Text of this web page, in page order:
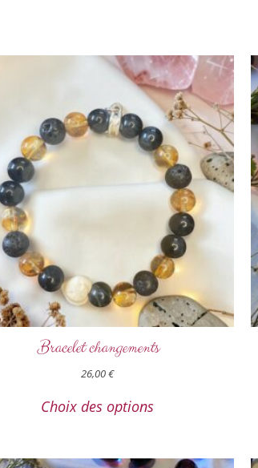
Bracelet changements
26,00€
Choix des options